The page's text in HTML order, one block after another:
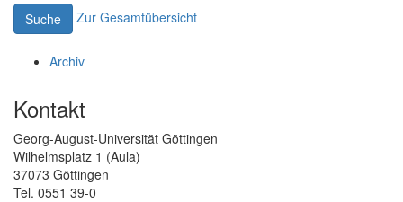
Suche Zur Gesamtübersicht
Archiv
Kontakt
Georg-August-Universität Göttingen
Wilhelmsplatz 1 (Aula)
37073 Göttingen
Tel. 0551 39-0